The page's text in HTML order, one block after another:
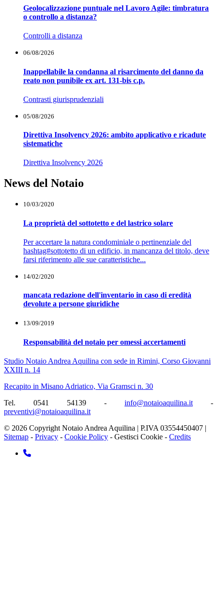
Geolocalizzazione puntuale nel Lavoro Agile: timbratura
o controllo a distanza?
Controlli a distanza
06/08/2026
Inappellabile la condanna al risarcimento del danno da
reato non punibile ex art. 131-bis c.p.
Contrasti giurisprudenziali
05/08/2026
Direttiva Insolvency 2026: ambito applicativo e ricadute
sistematiche
Direttiva Insolvency 2026
News del Notaio
10/03/2020
La proprietà del sottotetto e del lastrico solare
Per accertare la natura condominiale o pertinenziale del
hashtag#sottotetto di un edificio, in mancanza del titolo, deve
farsi riferimento alle sue caratteristiche...
14/02/2020
mancata redazione dell'inventario in caso di eredità
devolute a persone giuridiche
13/09/2019
Responsabilità del notaio per omessi accertamenti
Studio Notaio Andrea Aquilina con sede in Rimini, Corso Giovanni
XXIII n. 14
Recapito in Misano Adriatico, Via Gramsci n. 30
Tel. 0541 54139 - info@notaioaquilina.it -
preventivi@notaioaquilina.it
© 2026 Copyright Notaio Andrea Aquilina | P.IVA 03554450407 |
Sitemap - Privacy - Cookie Policy - Gestisci Cookie - Credits